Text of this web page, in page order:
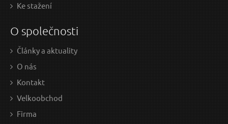
Ke stažení
O společnosti
Články a aktuality
O nás
Kontakt
Velkoobchod
Firma